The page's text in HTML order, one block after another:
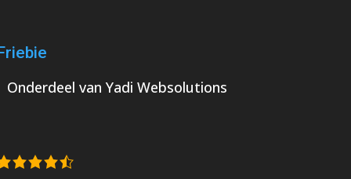
Onderdeel van Yadi Websolutions